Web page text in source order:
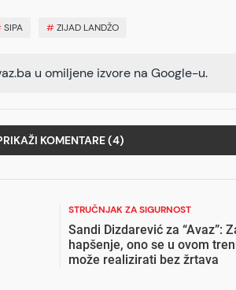
SIPA #ZIJAD LANDŽO
u omiljene izvore na Google-u.
KOMENTARE (4)
STRUČNJAK ZA SIGURNOST
Sandi Dizdarević za “Avaz”:
hapšenje, ono se u ovom
može realizirati bez žrtava